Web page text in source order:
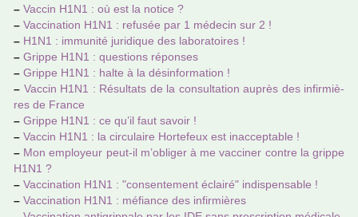
– Vaccin H1N1 : où est la notice ?
– Vaccination H1N1 : refu­sée par 1 méde­cin sur 2 !
– H1N1 : immu­nité juri­di­que des labo­ra­toi­res !
– Grippe H1N1 : ques­tions répon­ses
– Grippe H1N1 : halte à la dés­in­for­ma­tion !
– Vaccin H1N1 : Résultats de la consul­ta­tion auprès des infir­miè­
res de France
– Grippe H1N1 : ce qu’il faut savoir !
– Vaccin H1N1 : la cir­cu­laire Hortefeux est inac­cep­ta­ble !
– Mon employeur peut-il m’obli­ger à me vac­ci­ner contre la grippe
H1N1 ?
– Vaccination H1N1 : "consen­te­ment éclairé" indis­pen­sa­ble !
– Vaccination H1N1 : méfiance des infir­miè­res